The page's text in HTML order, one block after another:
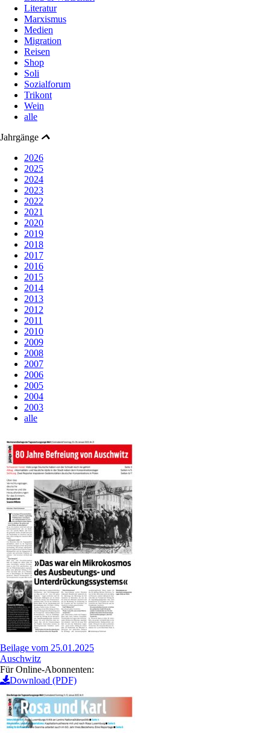
Literatur
Marxismus
Medien
Migration
Reisen
Shop
Soli
Sozialforum
Trikont
Wein
alle
Jahrgänge
2026
2025
2024
2023
2022
2021
2020
2019
2018
2017
2016
2015
2014
2013
2012
2011
2010
2009
2008
2007
2006
2005
2004
2003
alle
Beilage vom 25.01.2025
Auschwitz
Für Online-Abonnenten:
Download (PDF)